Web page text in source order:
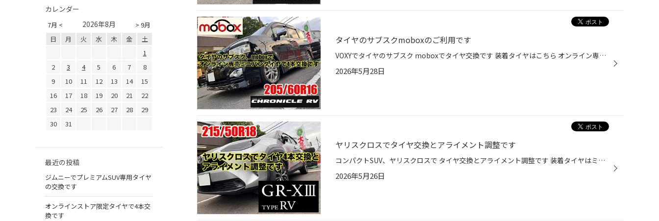
タイヤのサブスクmoboxのご利用です
VOXYでタイヤのサブスク moboxでタイヤ交換です 装着タイヤはこちら オンライン専売ミニバン専用タイヤ クロニクルRV 205/60R16 moboxは月々定額払いで プランが選べる新しいタイヤの購入方法です 様々なオプションもあり トータル金額ではなく月々のお支払いを 一定にする事でお求めやすい購入方法...
2026年5月28日
ヤリスクロスでタイヤ交換とアライメント調整です
コンパクトSUV、ヤリスクロスで タイヤ交換とアライメント調整です 装着タイヤはミニバンやコンパクトSUVに 対応した専用タイヤ、レグノGR-XIII TYPE RV サイズは215/50R18 タイヤ交換後はアライメント調整です タイヤを長持ちさせるためのオススメ作業です 純正タイヤから初回の交換でしたが 多少...
2026年5月26日
カレンダー
7月 < > 9月
2026年8月
日 月 火 水 木 金
土
1
2
3 4 5 6 7
8
9
10 11 12 13 14
15
16
17 18 19 20 21
22
23
24 25 26 27 28
29
30
31
最近の投稿
ジムニーでプレミアムSUV専用タイヤ
の交換です
オンラインストア限定タイヤで4本交
換です